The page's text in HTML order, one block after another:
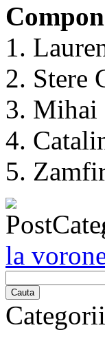
1.
2. Stere
3. Mihai
4.
5.
la
Cauta